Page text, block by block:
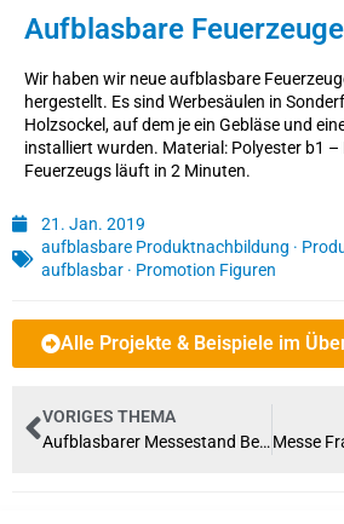
Aufblasbare
Wir haben wir neue aufblasbare
hergestellt. Es sind Werbesäulen in
Holzsockel, auf dem je ein Gebläse und
installiert wurden. Material: Polyester b1 –
Feuerzeugs läuft in 2 Minuten.
21. Jan. 2019
aufblasbare Produktnachbildung ·
aufblasbar · Promotion Figuren
Alle Projekte & Beispiele im
VORIGES THEMA
Aufblasbarer Messestand Best of Events 2019